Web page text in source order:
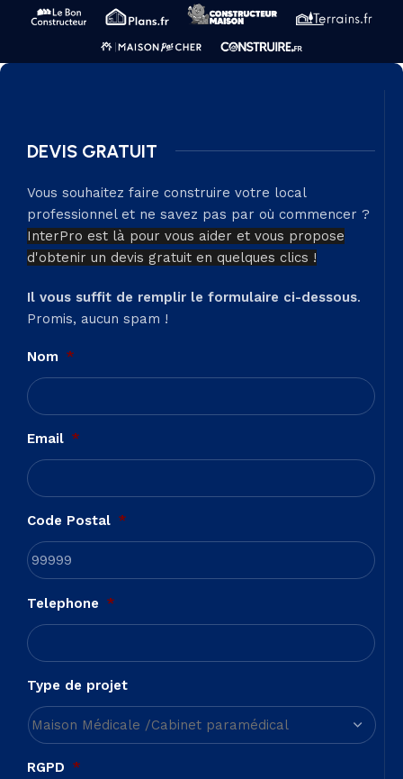
DEVIS GRATUIT
Vous souhaitez faire construire votre local
professionnel et ne savez pas par où commencer ?
InterPro est là pour vous aider et vous propose
d'obtenir un devis gratuit en quelques clics !
Il vous suffit de remplir le formulaire ci-dessous.
Promis, aucun spam !
Nom *
Email *
Code Postal *
Telephone *
Type de projet
RGPD *